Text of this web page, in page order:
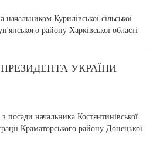
Курилівської сільської
району Харківської області
УКРАЇНИ
посади начальника Костянтинівської
Краматорського району Донецької